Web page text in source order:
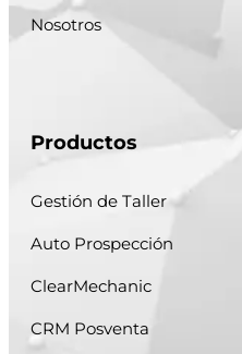
Nosotros
Productos
Gestión de Taller
Auto Prospección
ClearMechanic
CRM Posventa